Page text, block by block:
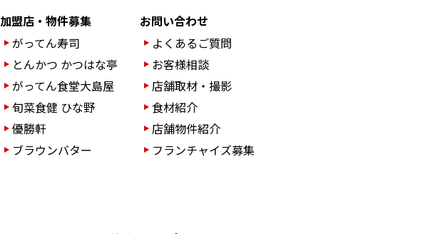
加盟店・物件募集
がってん寿司
とんかつ かつはな亭
がってん食堂大島屋
旬菜食健 ひな野
優勝軒
ブラウンバター
お問い合わせ
よくあるご質問
お客様相談
店舗取材・撮影
食材紹介
店舗物件紹介
フランチャイズ募集